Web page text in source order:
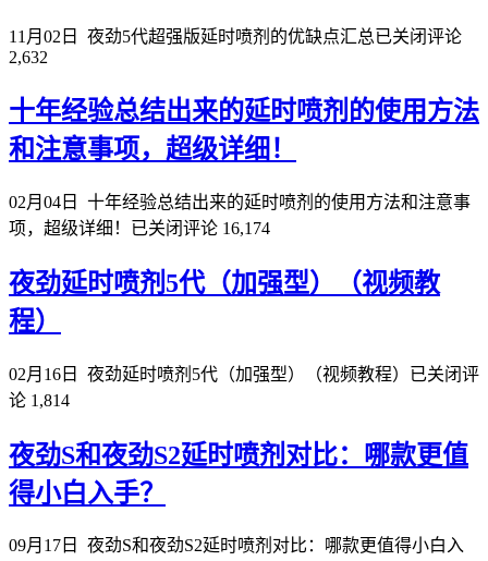
11月02日 夜劲5代超强版延时喷剂的优缺点汇总已关闭评论
2,632
十年经验总结出来的延时喷剂的使用方法
和注意事项，超级详细！
02月04日
十年经验总结出来的延时喷剂的使用方法和注意事
项，超级详细！ 已关闭评论 16,174
夜劲延时喷剂5代（加强型）（视频教
程）
02月16日 夜劲延时喷剂5代（加强型）（视频教程） 已关闭评
论 1,814
夜劲S和夜劲S2延时喷剂对比：哪款更值
得小白入手？
09月17日 夜劲S和夜劲S2延时喷剂对比：哪款更值得小白入